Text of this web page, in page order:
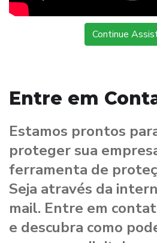
Continue
Entre em
Estamos prontos
proteger sua
ferramenta de
Seja através da
mail. Entre em
e descubra como